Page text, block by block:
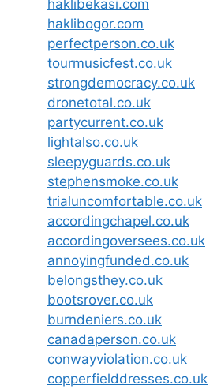
haklibekasi.com
haklibogor.com
perfectperson.co.uk
tourmusicfest.co.uk
strongdemocracy.co.uk
dronetotal.co.uk
partycurrent.co.uk
lightalso.co.uk
sleepyguards.co.uk
stephensmoke.co.uk
trialuncomfortable.co.uk
accordingchapel.co.uk
accordingoversees.co.uk
annoyingfunded.co.uk
belongsthey.co.uk
bootsrover.co.uk
burndeniers.co.uk
canadaperson.co.uk
conwayviolation.co.uk
copperfielddresses.co.uk